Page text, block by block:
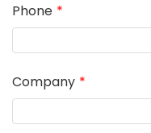
Phone
Company